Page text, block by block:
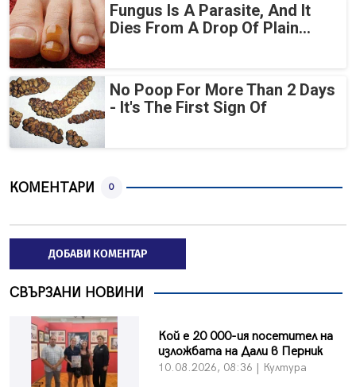
Fungus Is A Parasite, And It
Dies From A Drop Of Plain...
No Poop For More Than 2 Days
- It's The First Sign Of
КОМЕНТАРИ 0
ДОБАВИ КОМЕНТАР
СВЪРЗАНИ НОВИНИ
Кой е 20 000-ия посетител на
изложбата на Дали в Перник
10.08.2026, 08:36 | Култура